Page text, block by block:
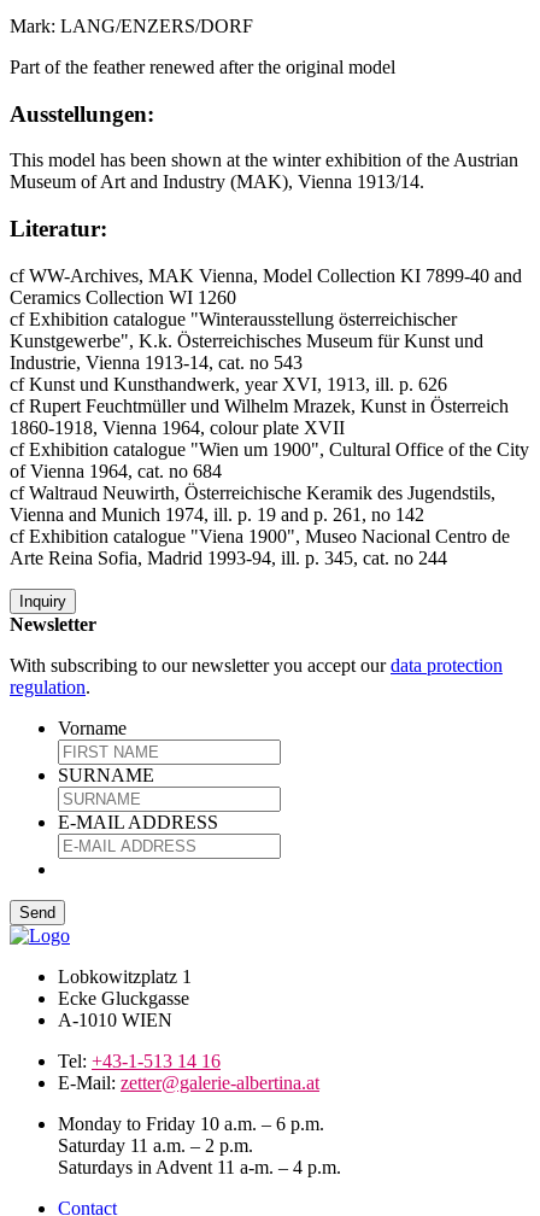
Mark: LANG/ENZERS/DORF
Part of the feather renewed after the original model
Ausstellungen:
This model has been shown at the winter exhibition of the Austrian
Museum of Art and Industry (MAK), Vienna 1913/14.
Literatur:
cf WW-Archives, MAK Vienna, Model Collection KI 7899-40 and
Ceramics Collection WI 1260
cf Exhibition catalogue "Winterausstellung österreichischer
Kunstgewerbe", K.k. Österreichisches Museum für Kunst und
Industrie, Vienna 1913-14, cat. no 543
cf Kunst und Kunsthandwerk, year XVI, 1913, ill. p. 626
cf Rupert Feuchtmüller und Wilhelm Mrazek, Kunst in Österreich
1860-1918, Vienna 1964, colour plate XVII
cf Exhibition catalogue "Wien um 1900", Cultural Office of the City
of Vienna 1964, cat. no 684
cf Waltraud Neuwirth, Österreichische Keramik des Jugendstils,
Vienna and Munich 1974, ill. p. 19 and p. 261, no 142
cf Exhibition catalogue "Viena 1900", Museo Nacional Centro de
Arte Reina Sofia, Madrid 1993-94, ill. p. 345, cat. no 244
Inquiry
Newsletter
With subscribing to our newsletter you accept ourdata protection
regulation.
Vorname
SURNAME
E-MAIL ADDRESS
Lobkowitzplatz 1
Ecke Gluckgasse
A-1010 WIEN
Tel: +43-1-513 14 16
E-Mail: zetter@galerie-albertina.at
Monday to Friday 10 a.m. – 6 p.m.
Saturday 11 a.m. – 2 p.m.
Saturdays in Advent 11 a-m. – 4 p.m.
Contact